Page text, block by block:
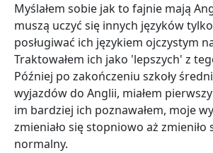
Myślałem sobie jak to fajnie mają
muszą uczyć się innych języków
posługiwać ich językiem ojczystym
Traktowałem ich jako 'lepszych' z
Później po zakończeniu szkoły
wyjazdów do Anglii, miałem
im bardziej ich poznawałem, moje
zmieniało się stopniowo aż zmieniło
normalny.